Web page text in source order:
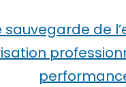
sauvegarde de